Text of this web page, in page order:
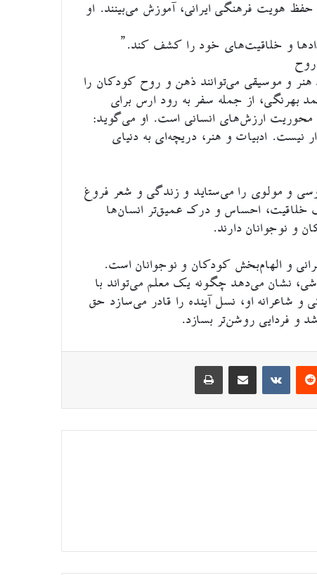
هویت فرهنگی ایرانی، آموزش می‌بینند. او
و خلاقیت‌های خود را کشف کند.”
هنر و موسیقی می‌توانند ذهن و روح کودکان را
بهرنگی، از جمله سفر به رود ارس برای
محوریت ارزش‌های انسانی است. او می‌گوید:
ادبیات و هنر، دریچه‌ای به دنیای
و مولوی را می‌ستاید و زندگی و شعر فروغ
خلاقیت، احساس و درک عمیق‌تر انسان‌ها
نوجوانان دارند.
و الهام‌بخش کودکان و نوجوانان است.
نشان می‌دهد چگونه یک معلم می‌تواند با
شاعرانه او، نسل آینده را قادر می‌سازد حق
و فردایی روشن‌تر بسازد.
‫رددیت ‫VKontakte اشتراک گذاری از طریق ایمیل